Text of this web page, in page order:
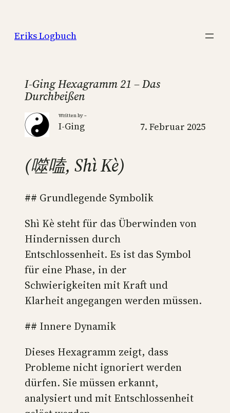
springen
Eriks Logbuch
I-Ging Hexagramm 21 – Das
Durchbeißen
Written by –
I-Ging 7. Februar 2025
(噬嗑, Shì Kè)
## Grundlegende Symbolik
Shì Kè steht für das Überwinden von
Hindernissen durch
Entschlossenheit. Es ist das Symbol
für eine Phase, in der
Schwierigkeiten mit Kraft und
Klarheit angegangen werden müssen.
## Innere Dynamik
Dieses Hexagramm zeigt, dass
Probleme nicht ignoriert werden
dürfen. Sie müssen erkannt,
analysiert und mit Entschlossenheit